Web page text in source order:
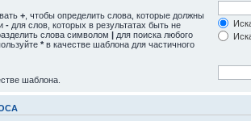
+ , чтобы определить слова, которые должны
- для слов, которых в результатах быть не
слова символом | для поиска любого
* в качестве шаблона для частичного
шаблона.